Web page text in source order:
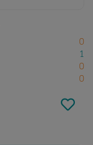
0
1
0
0